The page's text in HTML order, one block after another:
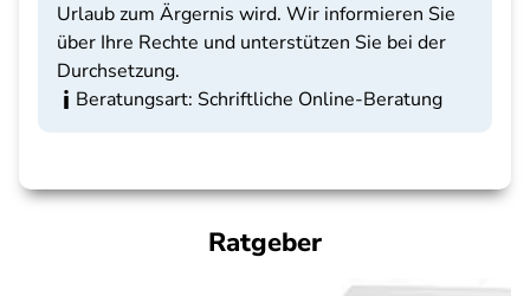
Urlaub zum Ärgernis wird. Wir informieren Sie
über Ihre Rechte und unterstützen Sie bei der
Durchsetzung.
Beratungsart: Schriftliche Online-Beratung
Ratgeber